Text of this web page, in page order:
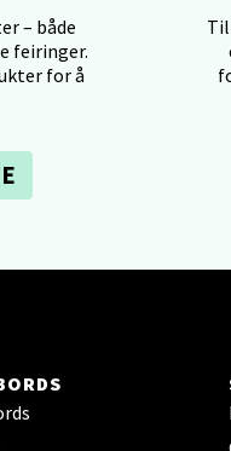
– både
feiringer.
for å
Ski - Thon
Åpent i dag 10-19